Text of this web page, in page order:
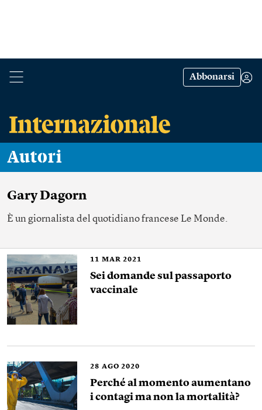
Abbonarsi
Autori
Gary Dagorn
È un giornalista del quotidiano francese Le Monde.
11 MAR 2021
Sei domande sul passaporto
vaccinale
28 AGO 2020
Perché al momento aumentano
i contagi ma non la mortalità?